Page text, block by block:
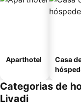
Aparthotel
Casa
Categorias de
Livadi